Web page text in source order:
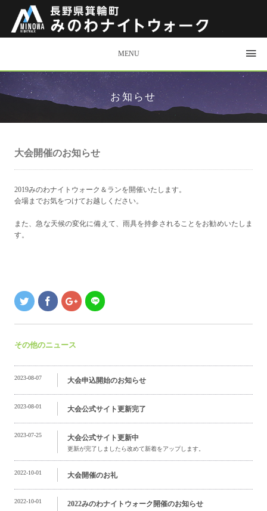
MENU
お知らせ
大会開催のお知らせ
2019みのわナイトウォーク＆ランを開催いたします。
会場までお気をつけてお越しください。
また、急な天候の変化に備えて、雨具を持参されることをお勧めいたしま
す。
その他のニュース
2023-08-07 大会申込開始のお知らせ
2023-08-01 大会公式サイト更新完了
2023-07-25 大会公式サイト更新中
更新が完了しましたら改めて新着をアップします。
2022-10-01 大会開催のお礼
2022-10-01 2022みのわナイトウォーク開催のお知らせ